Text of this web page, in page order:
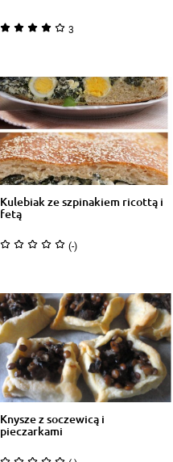
3
Kulebiak ze szpinakiem ricottą i
fetą
(-)
Knysze z soczewicą i
pieczarkami